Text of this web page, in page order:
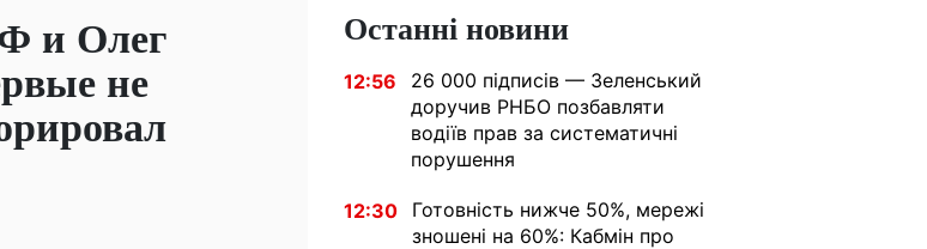
и Олег
не
Останні новини
12:56
26 000 підписів — Зеленський
доручив РНБО позбавляти
водіїв прав за систематичні
порушення
12:30
Готовність нижче 50%, мережі
зношені на 60%: Кабмін про